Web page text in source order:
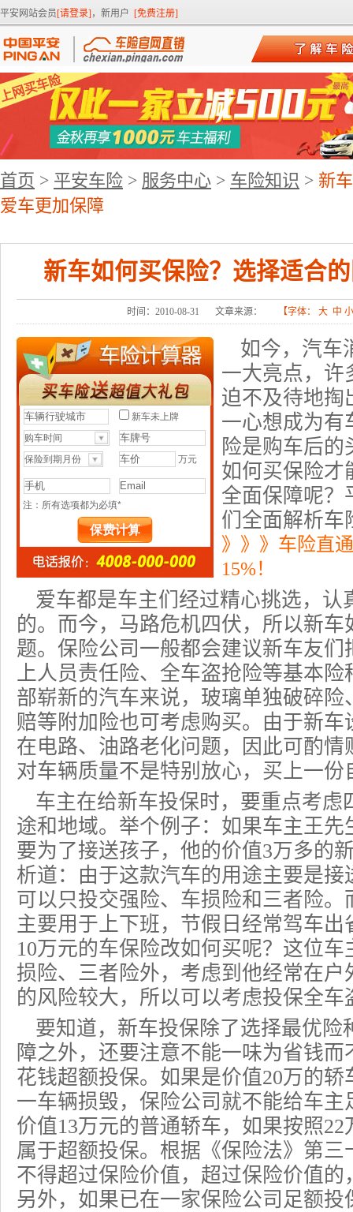
平安网站会员[请登录] ，新用户 [免费注册]
首页 > 平安车险 > 服务中心 > 车险知识 > 新
爱车更加保障
新车如何买保险？选择适合
时间：2010-08-31 文章来源： 【字体： 大 中 小
如今，汽车
一大亮点，许
迫不及待地掏
一心想成为有
险是购车后
如何买保险才
全面保障呢？
们全面解析车
》》》车险直
15%！
爱车都是车主们经过精心挑选，认
的。而今，马路危机四伏，所以新
题。保险公司一般都会建议新车友
上人员责任险、全车盗抢险等基本险
部崭新的汽车来说，玻璃单独破碎险
赔等附加险也可考虑购买。由于新
在电路、油路老化问题，因此可酌
对车辆质量不是特别放心，买上一
车主在给新车投保时，要重点考虑
途和地域。举个例子：如果车主王
要为了接送孩子，他的价值3万多的
析道：由于这款汽车的用途主要是
可以只投交强险、车损险和三者险
主要用于上下班，节假日经常驾车
10万元的车保险改如何买呢？这位
损险、三者险外，考虑到他经常在
的风险较大，所以可以考虑投保全车
要知道，新车投保除了选择最优险
障之外，还要注意不能一味为省钱
花钱超额投保。如果是价值20万的
一车辆损毁，保险公司就不能给车
价值13万元的普通轿车，如果按照
属于超额投保。根据《保险法》第
不得超过保险价值，超过保险价值
另外，如果已在一家保险公司足额